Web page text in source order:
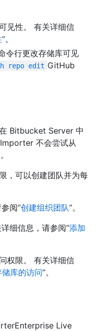
见性。 有关详细信
”。
令行更改存储库可见
repo edit GitHub
Bitbucket Server 中
不会尝试从
，可以创建团队并为每
阅“创建组织团队”。
细信息，请参阅“添加
权限。 有关详细信
库的访问”。
Live